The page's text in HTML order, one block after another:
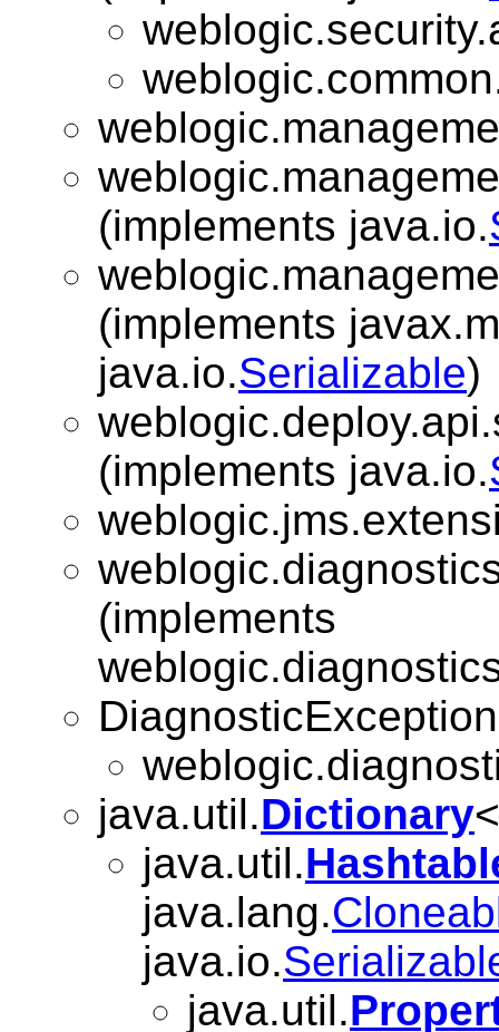
(implements java.io.
(implements
java.io.Serializable)
(implements java.io.
(implements
DiagnosticException
java.util.Dictionary
java.util.
java.lang.
java.io.
java.util.